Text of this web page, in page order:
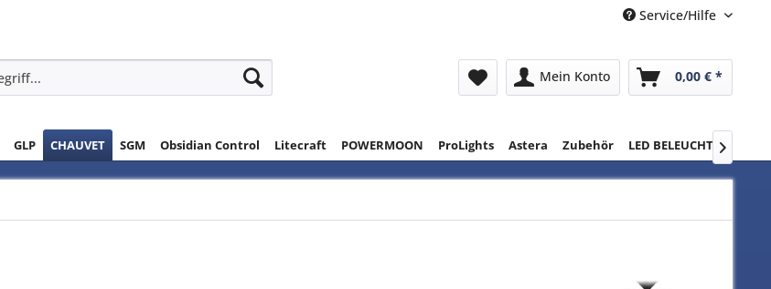
Service/Hilfe
Mein Konto 0,00 € *
GLP CHAUVET SGM Obsidian Control Litecraft POWERMOON ProLights Astera Zubehör LED BELEUCHTUNG
